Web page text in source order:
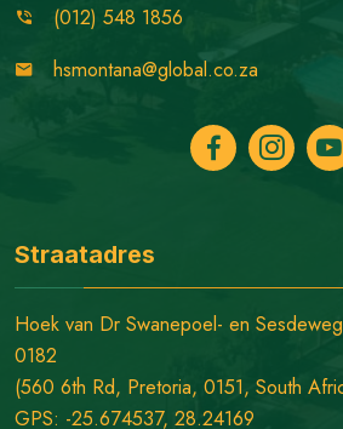
(012) 548 1856
hsmontana@global.co.za
Straatadres
Hoek van Dr Swanepoel- en
0182
(560 6th Rd, Pretoria, 0151, South
GPS: -25.674537, 28.24169